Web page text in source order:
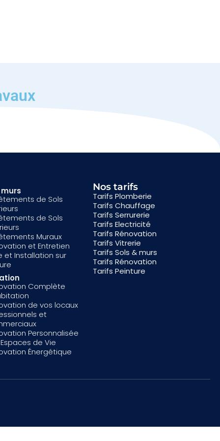
de Sols
de Sols
Muraux
et Entretien
et Installation sur
Complète
de vos locaux
et
Personnalisée
de Vie
Énergétique
Nos tarifs
Tarifs Plomberie
Tarifs Chauffage
Tarifs Serrurerie
Tarifs Electricité
Tarifs Rénovation
Tarifs Vitrerie
Tarifs Sols & murs
Tarifs Rénovation
Tarifs Peinture